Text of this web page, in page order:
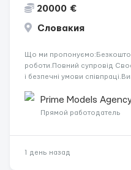
20000 €
Словакия
Що ми
роботи.Повний супровід
і безпечні умови
розвиватися.Досвід не
вакансія — залишайте відгук,
Prime Models
Прямой работодатель
1 день назад